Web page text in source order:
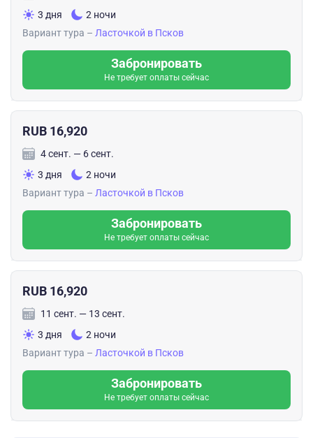
3 дня
2 ночи
Вариант тура – Ласточкой в Псков
Забронировать
Не требует оплаты сейчас
RUB 16,920
4 сент. — 6 сент.
3 дня
2 ночи
Вариант тура – Ласточкой в Псков
Забронировать
Не требует оплаты сейчас
RUB 16,920
11 сент. — 13 сент.
3 дня
2 ночи
Вариант тура – Ласточкой в Псков
Забронировать
Не требует оплаты сейчас